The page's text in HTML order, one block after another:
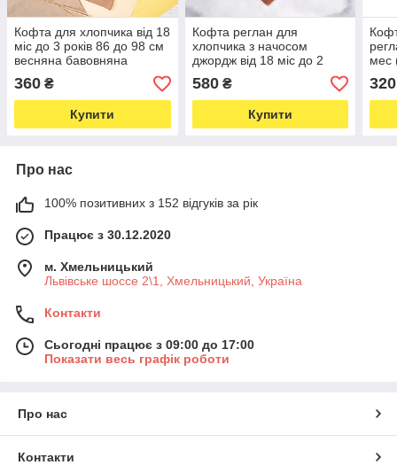
Кофта для хлопчика від 18
міс до 3 років 86 до 98 см
весняна бавовняна
реглан з малюнком.
360 ₴
Купити
Кофта реглан для
хлопчика з начосом
джордж від 18 міс до 2
років (80-92см)
580₴
Купити
мес
320
Про нас
100% позитивних з 152 відгуків за рік
Працює з 30.12.2020
м. Хмельницький
Львівське шоссе 2\1, Хмельницький, Україна
Контакти
Сьогодні працює з 09:00 до 17:00
Показати весь графік роботи
Про нас
Контакти